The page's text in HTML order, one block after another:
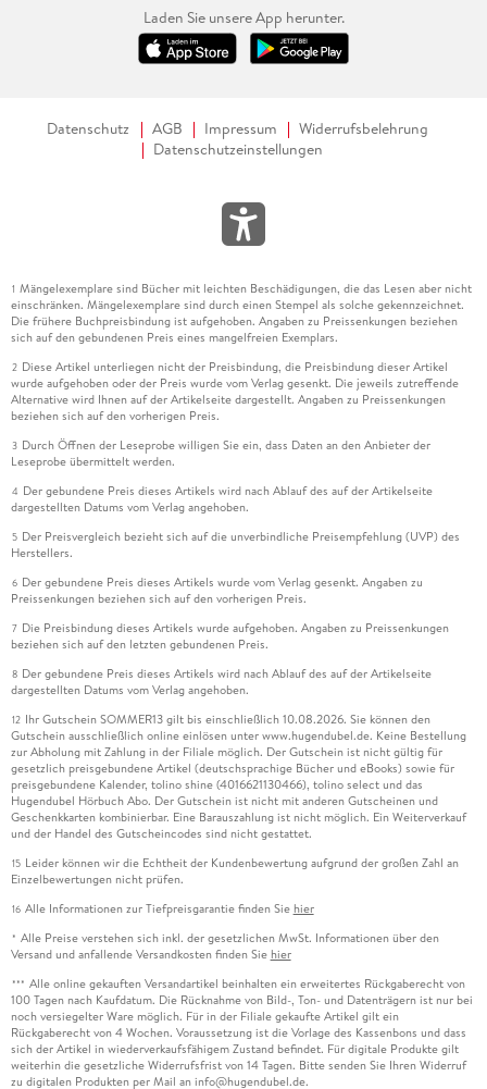
Laden Sie unsere App herunter.
Datenschutz AGB Impressum
Widerrufsbelehrung
Datenschutzeinstellungen
1 Mängelexemplare sind Bücher mit leichten Beschädigungen, die das Lesen aber nicht
einschränken. Mängelexemplare sind durch einen Stempel als solche gekennzeichnet.
Die frühere Buchpreisbindung ist aufgehoben. Angaben zu Preissenkungen beziehen
sich auf den gebundenen Preis eines mangelfreien Exemplars.
2 Diese Artikel unterliegen nicht der Preisbindung, die Preisbindung dieser Artikel
wurde aufgehoben oder der Preis wurde vom Verlag gesenkt. Die jeweils zutreffende
Alternative wird Ihnen auf der Artikelseite dargestellt. Angaben zu Preissenkungen
beziehen sich auf den vorherigen Preis.
3 Durch Öffnen der Leseprobe willigen Sie ein, dass Daten an den Anbieter der
Leseprobe übermittelt werden.
4 Der gebundene Preis dieses Artikels wird nach Ablauf des auf der Artikelseite
dargestellten Datums vom Verlag angehoben.
5 Der Preisvergleich bezieht sich auf die unverbindliche Preisempfehlung (UVP) des
Herstellers.
6 Der gebundene Preis dieses Artikels wurde vom Verlag gesenkt. Angaben zu
Preissenkungen beziehen sich auf den vorherigen Preis.
7 Die Preisbindung dieses Artikels wurde aufgehoben. Angaben zu Preissenkungen
beziehen sich auf den letzten gebundenen Preis.
8 Der gebundene Preis dieses Artikels wird nach Ablauf des auf der Artikelseite
dargestellten Datums vom Verlag angehoben.
12 Ihr Gutschein SOMMER13 gilt bis einschließlich 10.08.2026. Sie können den
Gutschein ausschließlich online einlösen unter www.hugendubel.de. Keine Bestellung
zur Abholung mit Zahlung in der Filiale möglich. Der Gutschein ist nicht gültig für
gesetzlich preisgebundene Artikel (deutschsprachige Bücher und eBooks) sowie für
preisgebundene Kalender, tolino shine (4016621130466), tolino select und das
Hugendubel Hörbuch Abo. Der Gutschein ist nicht mit anderen Gutscheinen und
Geschenkkarten kombinierbar. Eine Barauszahlung ist nicht möglich. Ein Weiterverkauf
und der Handel des Gutscheincodes sind nicht gestattet.
15 Leider können wir die Echtheit der Kundenbewertung aufgrund der großen Zahl an
Einzelbewertungen nicht prüfen.
16 Alle Informationen zur Tiefpreisgarantie finden Sie hier
* Alle Preise verstehen sich inkl. der gesetzlichen MwSt. Informationen über den
Versand und anfallende Versandkosten finden Sie hier
*** Alle online gekauften Versandartikel beinhalten ein erweitertes Rückgaberecht von
100 Tagen nach Kaufdatum. Die Rücknahme von Bild-, Ton- und Datenträgern ist nur bei
noch versiegelter Ware möglich. Für in der Filiale gekaufte Artikel gilt ein
Rückgaberecht von 4 Wochen. Voraussetzung ist die Vorlage des Kassenbons und dass
sich der Artikel in wiederverkaufsfähigem Zustand befindet. Für digitale Produkte gilt
weiterhin die gesetzliche Widerrufsfrist von 14 Tagen. Bitte senden Sie Ihren Widerruf
zu digitalen Produkten per Mail an info@hugendubel.de.